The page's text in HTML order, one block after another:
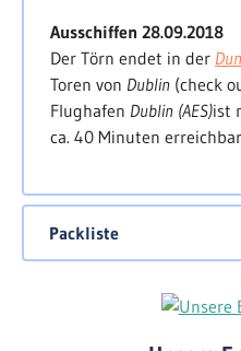
Wetterlagen im Herbst,
Schottlandzu segeln
befahren. Beides sind
uns in die Inselwelt der
Mit südlichem Kurs
Kintyre, tauchen in die
unter Einfluss der
Ausschiffen 28.09.2018
Der Törn endet in der
Toren von Dublin (check
Flughafen Dublin (AES)ist
ca. 40 Minuten
Packliste